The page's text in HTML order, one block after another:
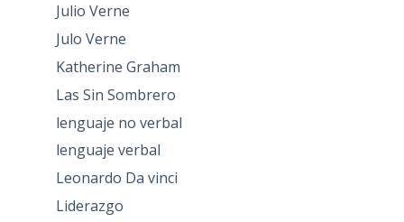
Julio Verne
Julo Verne
Katherine Graham
Las Sin Sombrero
lenguaje no verbal
lenguaje verbal
Leonardo Da vinci
Liderazgo